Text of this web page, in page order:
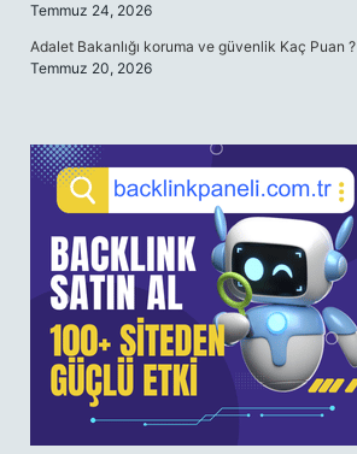
Temmuz 24, 2026
Adalet Bakanlığı koruma ve güvenlik Kaç Puan ?
Temmuz 20, 2026